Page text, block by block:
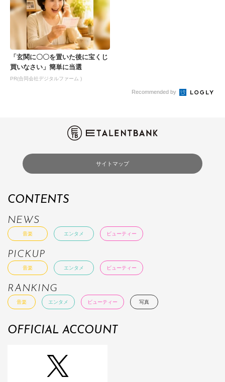
「玄関に〇〇を置いた後に宝くじ
買いなさい」簡単に当選
PR(合同会社デジタルファーム )
Recommended by
サイトマップ
CONTENTS
NEWS
音楽 エンタメ ビューティー
PICKUP
音楽 エンタメ ビューティー
RANKING
音楽 エンタメ ビューティー 写真
OFFICIAL ACCOUNT